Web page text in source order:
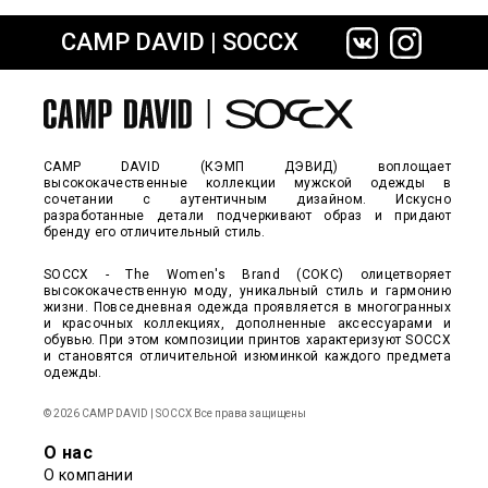
сайте СДЭК
CAMP DAVID | SOCCX
CAMP DAVID (КЭМП ДЭВИД) воплощает
высококачественные коллекции мужской одежды в
сочетании с аутентичным дизайном. Искусно
разработанные детали подчеркивают образ и придают
бренду его отличительный стиль.
SOCCX - The Women's Brand (СОКС) олицетворяет
высококачественную моду, уникальный стиль и гармонию
жизни. Повседневная одежда проявляется в многогранных
и красочных коллекциях, дополненные аксессуарами и
обувью. При этом композиции принтов характеризуют SOCCX
и становятся отличительной изюминкой каждого предмета
одежды.
© 2026 CAMP DAVID | SOCCX Все права защищены
О нас
О компании